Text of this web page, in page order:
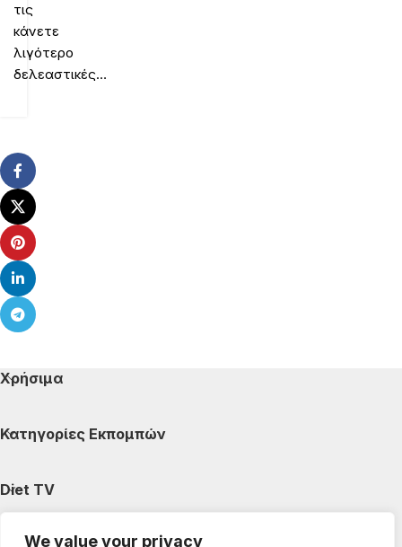
We value your privacy
τις
κάνετε
λιγότερο
δελεαστικές…
Χρήσιμα
Κατηγορίες Εκπομπών
Diet TV